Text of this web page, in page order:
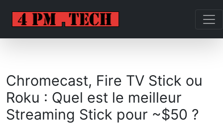
Chromecast, Fire TV Stick ou
Roku : Quel est le meilleur
Streaming Stick pour ~$50 ?